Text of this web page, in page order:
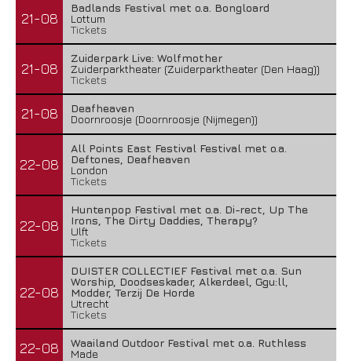
21-08
Badlands Festival met o.a. Bongloard
Lottum
Tickets
21-08
Zuiderpark Live: Wolfmother
Zuiderparktheater (Zuiderparktheater (Den Haag))
Tickets
21-08
Deafheaven
Doornroosje (Doornroosje (Nijmegen))
22-08
All Points East Festival Festival met o.a.
Deftones, Deafheaven
London
Tickets
22-08
Huntenpop Festival met o.a. Di-rect, Up The
Irons, The Dirty Daddies, Therapy?
Ulft
Tickets
22-08
DUISTER COLLECTIEF Festival met o.a. Sun
Worship, Doodseskader, Alkerdeel, Ggu:ll,
Modder, Terzij De Horde
Utrecht
Tickets
22-08
Waailand Outdoor Festival met o.a. Ruthless
Made